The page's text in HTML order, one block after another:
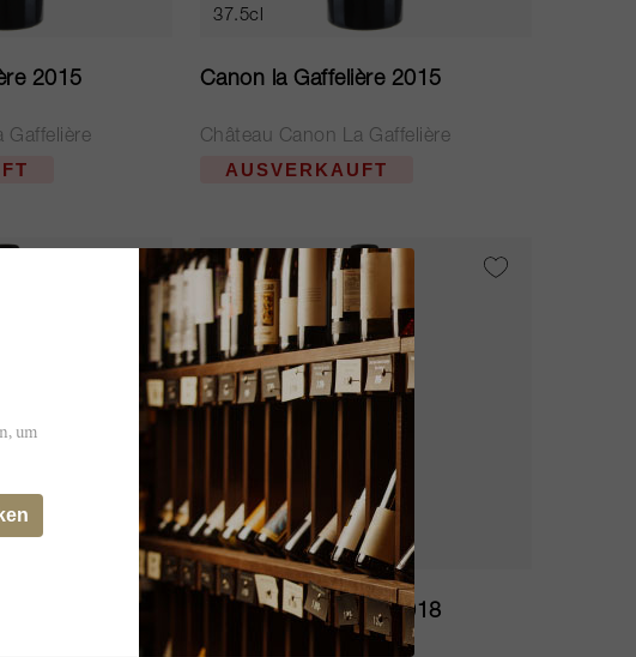
2015
Gaffelière
37.5cl
Canon la Gaffelière 2015
Château Canon La Gaffelière
AUSVERKAUFT
600cl
Canon la Gaffelière 2018
um